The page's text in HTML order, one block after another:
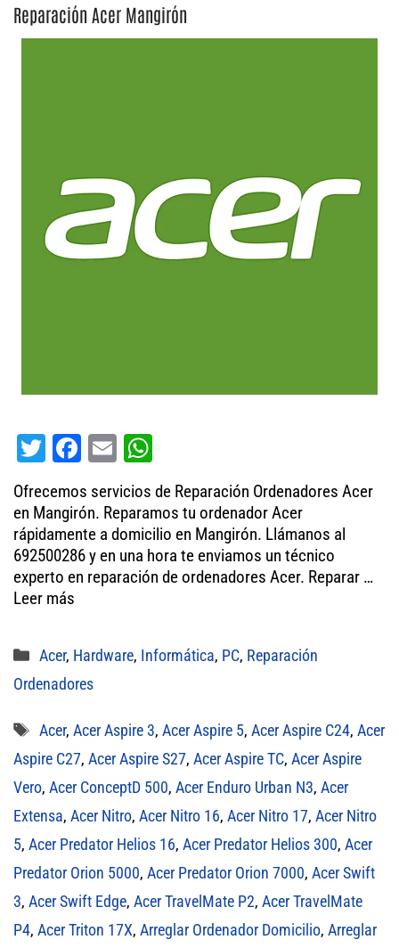
Reparación Acer Mangirón
T
tt
er
Fa
bo
ok
E
m
ail
ha
ts
A
pp
Ofrecemos servicios de Reparación Ordenadores Acer
en Mangirón. Reparamos tu ordenador Acer
rápidamente a domicilio en Mangirón. Llámanos al
692500286 y en una hora te enviamos un técnico
experto en reparación de ordenadores Acer. Reparar …
Leer más
Categorías
Acer, Hardware, Informática, PC, Reparación
Ordenadores
Etiquetas
Acer, Acer Aspire 3, Acer Aspire 5, Acer Aspire C24, Acer
Aspire C27, Acer Aspire S27, Acer Aspire TC, Acer Aspire
Vero, Acer ConceptD 500, Acer Enduro Urban N3, Acer
Extensa, Acer Nitro, Acer Nitro 16, Acer Nitro 17, Acer Nitro
5, Acer Predator Helios 16, Acer Predator Helios 300, Acer
Predator Orion 5000, Acer Predator Orion 7000, Acer Swift
3, Acer Swift Edge, Acer TravelMate P2, Acer TravelMate
P4, Acer Triton 17X, Arreglar Ordenador Domicilio, Arreglar